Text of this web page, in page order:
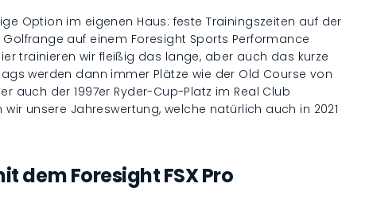
Option im eigenen Haus: feste Trainingszeiten auf der
auf einem Foresight Sports Performance
trainieren wir fleißig das lange, aber auch das kurze
werden dann immer Plätze wie der Old Course von
auch der 1997er Ryder-Cup-Platz im Real Club
unsere Jahreswertung, welche natürlich auch in 2021
dem Foresight FSX Pro